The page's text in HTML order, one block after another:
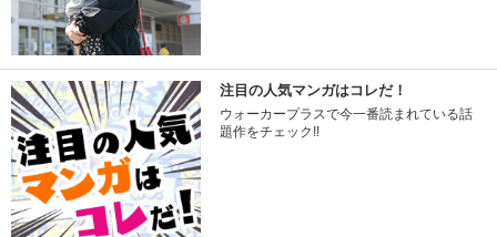
注目の人気マンガはコレだ！
ウォーカープラスで今一番読まれている話
題作をチェック!!